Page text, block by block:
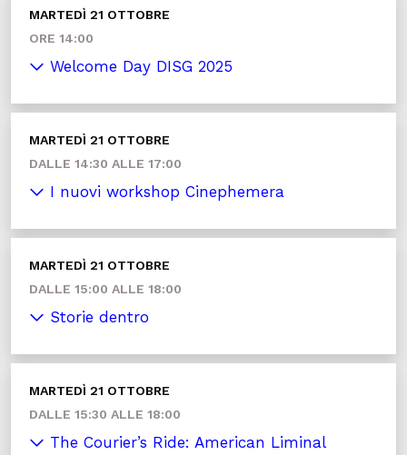
MARTEDÌ 21 OTTOBRE
ORE 14:00
Welcome Day DISG 2025
MARTEDÌ 21 OTTOBRE
DALLE 14:30 ALLE 17:00
I nuovi workshop Cinephemera
MARTEDÌ 21 OTTOBRE
DALLE 15:00 ALLE 18:00
Storie dentro
MARTEDÌ 21 OTTOBRE
DALLE 15:30 ALLE 18:00
The Courier’s Ride: American Liminal